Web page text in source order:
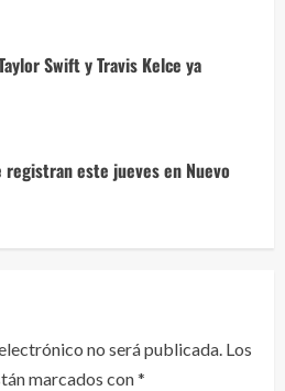
Swift y Travis Kelce ya
este jueves en Nuevo
no será publicada. Los
marcados con*